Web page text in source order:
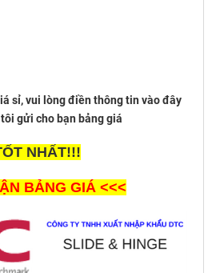
sỉ, vui lòng điền thông tin vào đây
gửi cho bạn bảng giá
NHẤT!!!
BẢNG GIÁ <<<